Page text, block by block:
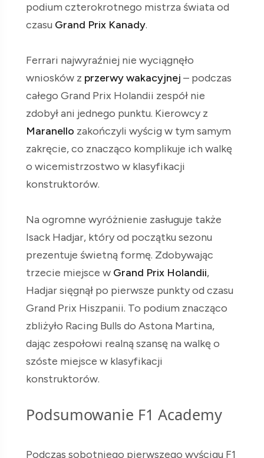
podium czterokrotnego mistrza świata od
czasu Grand Prix Kanady.
Ferrari najwyraźniej nie wyciągnęło
wniosków z przerwy wakacyjnej – podczas
całego Grand Prix Holandii zespół nie
zdobył ani jednego punktu. Kierowcy z
Maranello zakończyli wyścig w tym samym
zakręcie, co znacząco komplikuje ich walkę
o wicemistrzostwo w klasyfikacji
konstruktorów.
Na ogromne wyróżnienie zasługuje także
Isack Hadjar, który od początku sezonu
prezentuje świetną formę. Zdobywając
trzecie miejsce w Grand Prix Holandii,
Hadjar sięgnął po pierwsze punkty od czasu
Grand Prix Hiszpanii. To podium znacząco
zbliżyło Racing Bulls do Astona Martina,
dając zespołowi realną szansę na walkę o
szóste miejsce w klasyfikacji
konstruktorów.
Podsumowanie F1 Academy
Podczas sobotniego pierwszego wyścigu F1